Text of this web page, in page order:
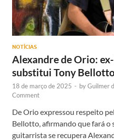
NOTÍCIAS
Alexandre de Orio:
substitui Tony
18 de março de 2025 - byGuilmer
Comment
De Orio expressou respeito
Bellotto, afirmando que fará o
guitarrista se recupera